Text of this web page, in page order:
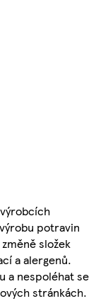
potravin
složek
a alergenů.
a nespoléhat se
stránkách.